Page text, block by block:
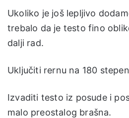
Ukoliko je još lepljivo
trebalo da je testo fino
dalji rad.
Uključiti rernu na 180
Izvaditi testo iz posude i
malo preostalog brašna.